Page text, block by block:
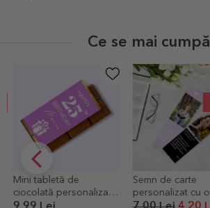
Ce se mai
Mini tabletă de
ciocolată personalizată
cu mesaj - Happy
Semn de carte
personalizat cu
și text - For you